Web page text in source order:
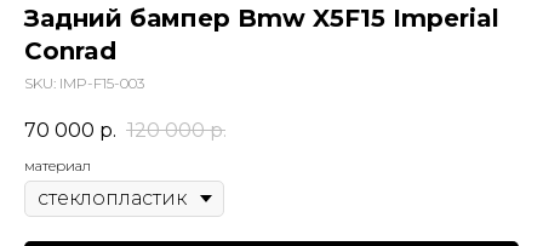
Задний бампер Bmw X5F15 Imperial
Conrad
SKU: IMP-F15-003
70 000 р. 120 000 р.
материал